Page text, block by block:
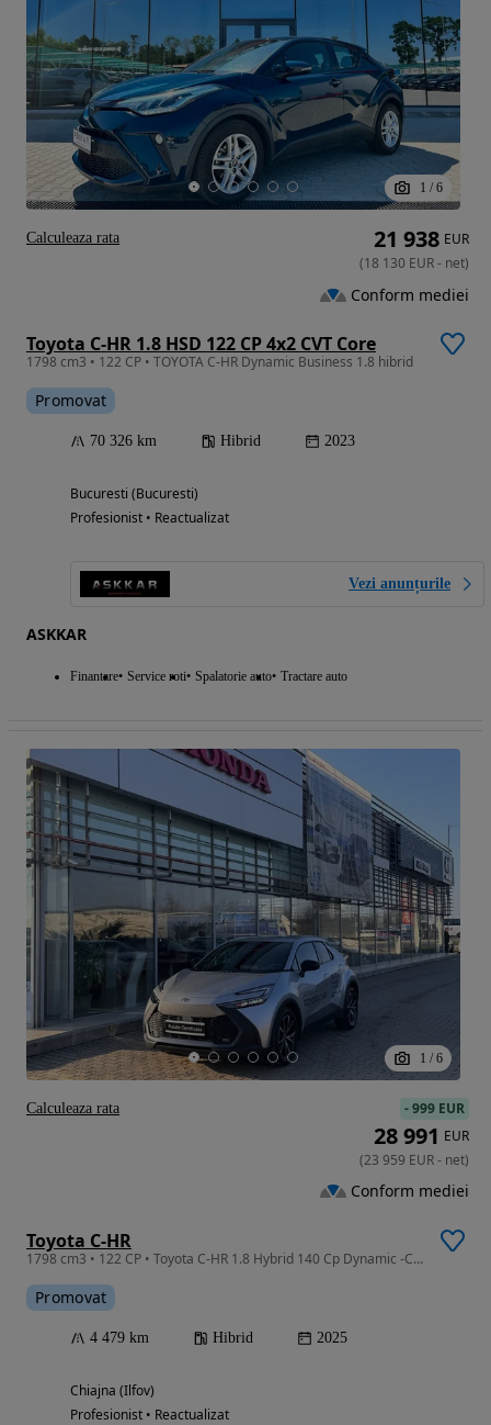
1 / 6
Toyota C-HR 1.8 HSD 122 CP 4x2 CVT Core
1798 cm3 • 122 CP • TOYOTA C-HR Dynamic Business 1.8 hibrid
Promovat
70 326 km Hibrid 2023
Bucuresti (Bucuresti)
Profesionist • Reactualizat
Vezi anunțurile
ASKKAR
Finantare Service roti Spalatorie auto Tractare auto
21 938 EUR
(18 130 EUR- net)
Conform mediei
Calculeaza rata
1 / 6
Toyota C-HR
1798 cm3 • 122 CP • Toyota C-HR 1.8 Hybrid 140 Cp Dynamic -CVT-2025
Promovat
4 479 km Hibrid 2025
Chiajna (Ilfov)
Profesionist • Reactualizat
-999 EUR
28 991 EUR
(23 959 EUR- net)
Conform mediei
Calculeaza rata